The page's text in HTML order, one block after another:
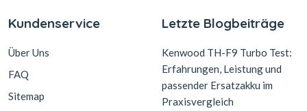
Kundenservice
Über Uns
FAQ
Sitemap
Letzte Blogbeiträge
Kenwood TH-F9 Turbo Test:
Erfahrungen, Leistung und
passender Ersatzakku im
Praxisvergleich